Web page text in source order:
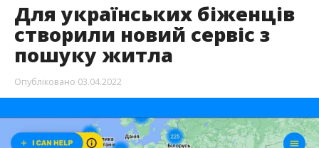
Для українських біженців
створили новий сервіс з
пошуку житла
Опубліковано 03.04.2022